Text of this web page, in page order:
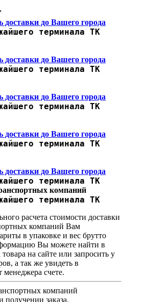
доставки до Вашего города
терминала ТК
доставки до Вашего города
терминала ТК
доставки до Вашего города
терминала ТК
доставки до Вашего города
терминала ТК
доставки до Вашего города
терминала ТК
компаний
терминала ТК
расчета стоимости доставки
компаний Вам
в упаковке и вес брутто
Вы можете найти в
товара на сайте или запросить у
а так же увидеть в
менеджера счете.
компаний
получении заказа.